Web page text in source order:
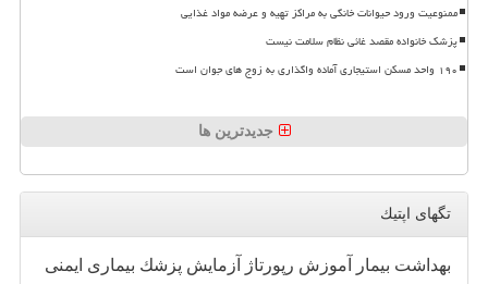
ممنوعیت ورود حیوانات خانگی به مراکز تهیه و عرضه مواد غذایی
پزشک خانواده مقصد غائی نظام سلامت نیست
۱۹۰ واحد مسکن استیجاری آماده واگذاری به زوج های جوان است
جدیدترین ها
تگهای اپتیك
بهداشت بیمار آموزش رپورتاژ آزمایش پزشك بیماری ایمنی